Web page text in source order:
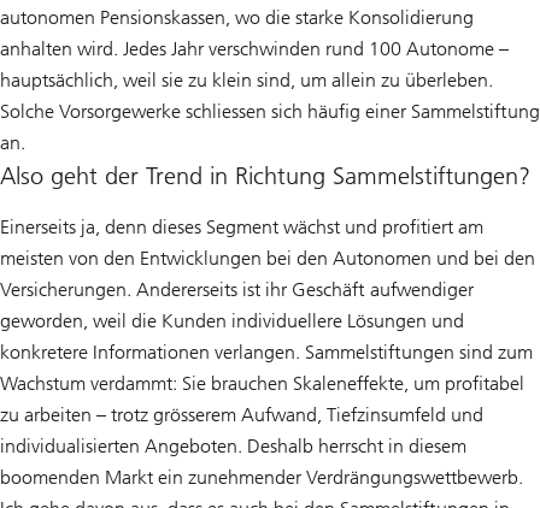
autonomen Pensionskassen, wo die starke Konsolidierung
anhalten wird. Jedes Jahr verschwinden rund 100 Autonome –
hauptsächlich, weil sie zu klein sind, um allein zu überleben.
Solche Vorsorgewerke schliessen sich häufig einer Sammelstiftung
an.
Also geht der Trend in Richtung Sammelstiftungen?
Einerseits ja, denn dieses Segment wächst und profitiert am
meisten von den Entwicklungen bei den Autonomen und bei den
Versicherungen. Andererseits ist ihr Geschäft aufwendiger
geworden, weil die Kunden individuellere Lösungen und
konkretere Informationen verlangen. Sammelstiftungen sind zum
Wachstum verdammt: Sie brauchen Skaleneffekte, um profitabel
zu arbeiten – trotz grösserem Aufwand, Tiefzinsumfeld und
individualisierten Angeboten. Deshalb herrscht in diesem
boomenden Markt ein zunehmender Verdrängungswettbewerb.